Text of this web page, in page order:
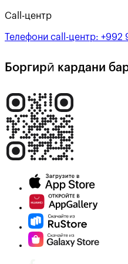
Call-центр
Телефони call-центр: +992
Боргирӣ кардани